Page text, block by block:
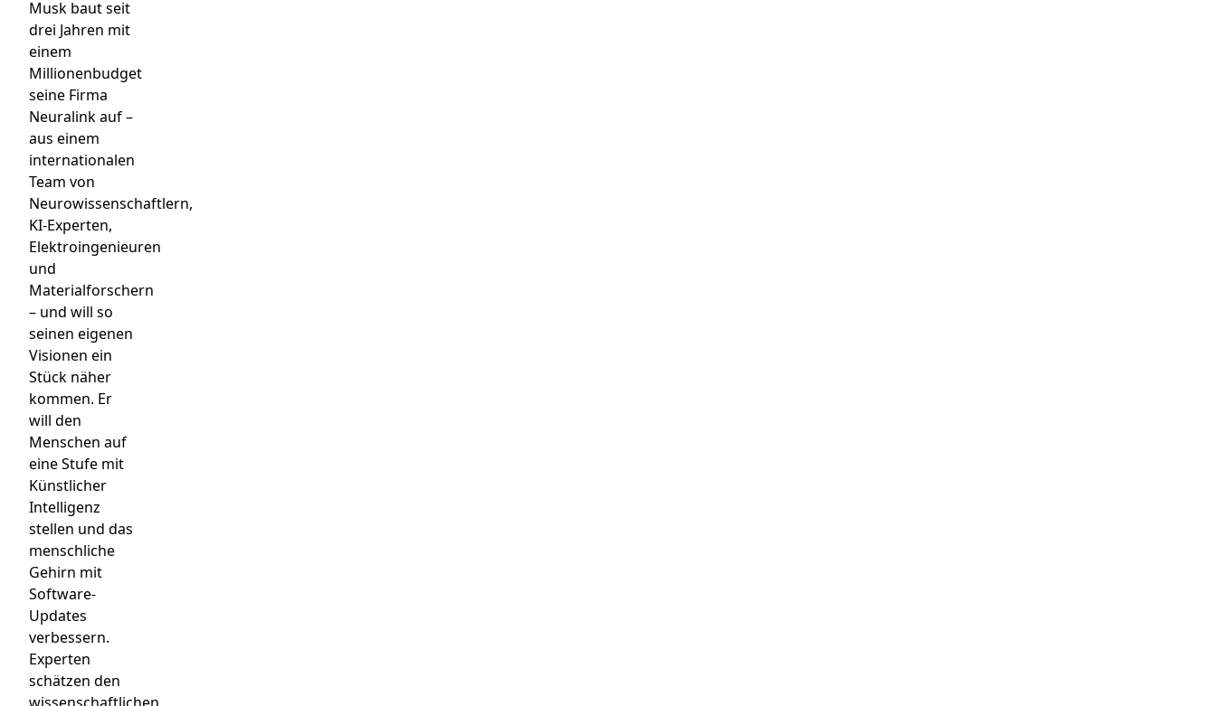
Musk baut seit
drei Jahren mit
einem
Millionenbudget
seine Firma
Neuralink auf –
aus einem
internationalen
Team von
Neurowissenschaftlern,
KI-Experten,
Elektroingenieuren
und
Materialforschern
– und will so
seinen eigenen
Visionen ein
Stück näher
kommen. Er
will den
Menschen auf
eine Stufe mit
Künstlicher
Intelligenz
stellen und das
menschliche
Gehirn mit
Software-
Updates
verbessern.
Experten
schätzen den